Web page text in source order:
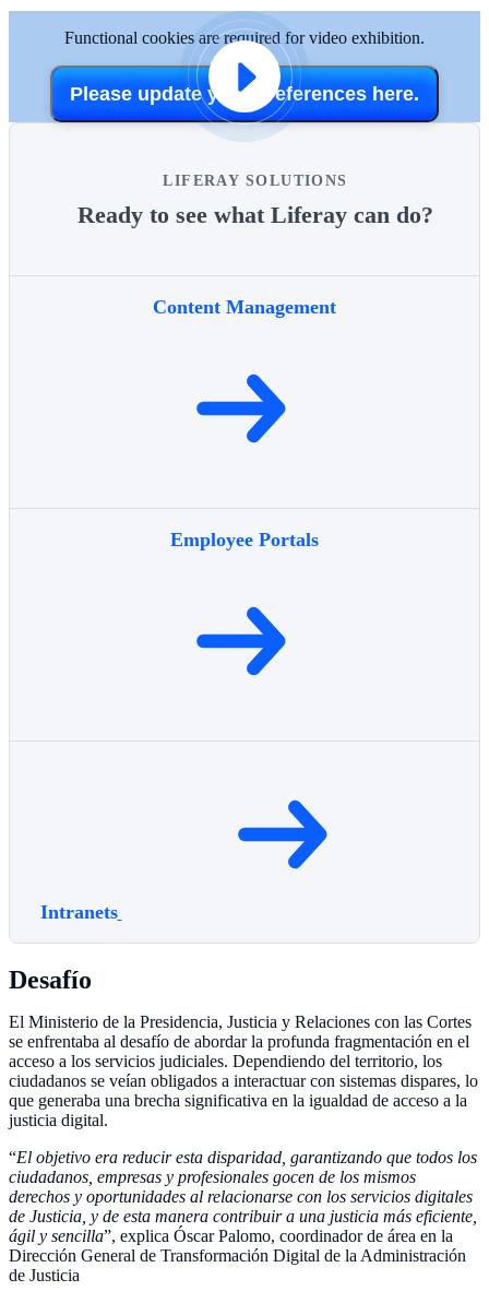
Functional cookies are required for video exhibition.
Please update your preferences here.
LIFERAY SOLUTIONS
Ready to see what Liferay can do?
Content Management
Employee Portals
Intranets
Desafío
El Ministerio de la Presidencia, Justicia y Relaciones con las Cortes
se enfrentaba al desafío de abordar la profunda fragmentación en el
acceso a los servicios judiciales. Dependiendo del territorio, los
ciudadanos se veían obligados a interactuar con sistemas dispares, lo
que generaba una brecha significativa en la igualdad de acceso a la
justicia digital.
“El objetivo era reducir esta disparidad, garantizando que todos los
ciudadanos, empresas y profesionales gocen de los mismos
derechos y oportunidades al relacionarse con los servicios digitales
de Justicia, y de esta manera contribuir a una justicia más eficiente,
ágil y sencilla”, explica Óscar Palomo, coordinador de área en la
Dirección General de Transformación Digital de la Administración
de Justicia